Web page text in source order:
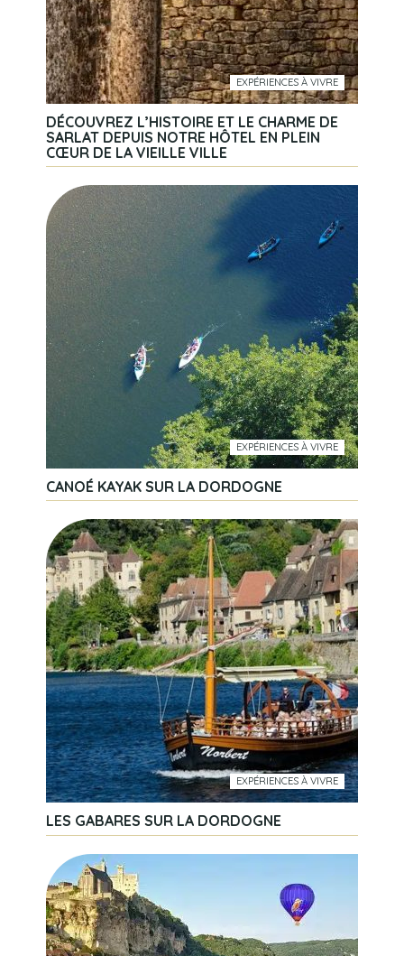
EXPÉRIENCES À VIVRE
DÉCOUVREZ L’HISTOIRE ET LE CHARME DE
SARLAT DEPUIS NOTRE HÔTEL EN PLEIN
CŒUR DE LA VIEILLE VILLE
EXPÉRIENCES À VIVRE
CANOÉ KAYAK SUR LA DORDOGNE
EXPÉRIENCES À VIVRE
LES GABARES SUR LA DORDOGNE